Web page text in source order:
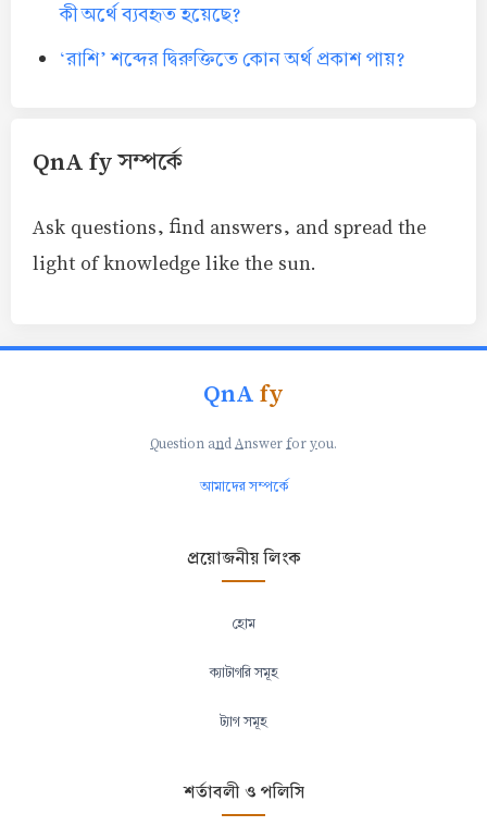
কী অর্থে ব্যবহৃত হয়েছে?
‘রাশি’ শব্দের দ্বিরুক্তিতে কোন অর্থ প্রকাশ পায়?
QnA fy সম্পর্কে
Ask questions, find answers, and spread the
light of knowledge like the sun.
QnAfy
Question andAnswer foryou.
আমাদের সম্পর্কে
প্রয়োজনীয় লিংক
হোম
ক্যাটাগরি সমূহ
ট্যাগ সমূহ
শর্তাবলী ও পলিসি